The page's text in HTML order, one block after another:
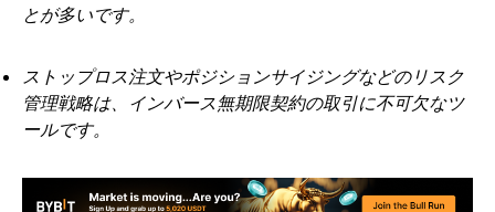
とが多いです。
ストップロス注文やポジションサイジングなどのリスク
管理戦略は、インバース無期限契約の取引に不可欠なツ
ールです。